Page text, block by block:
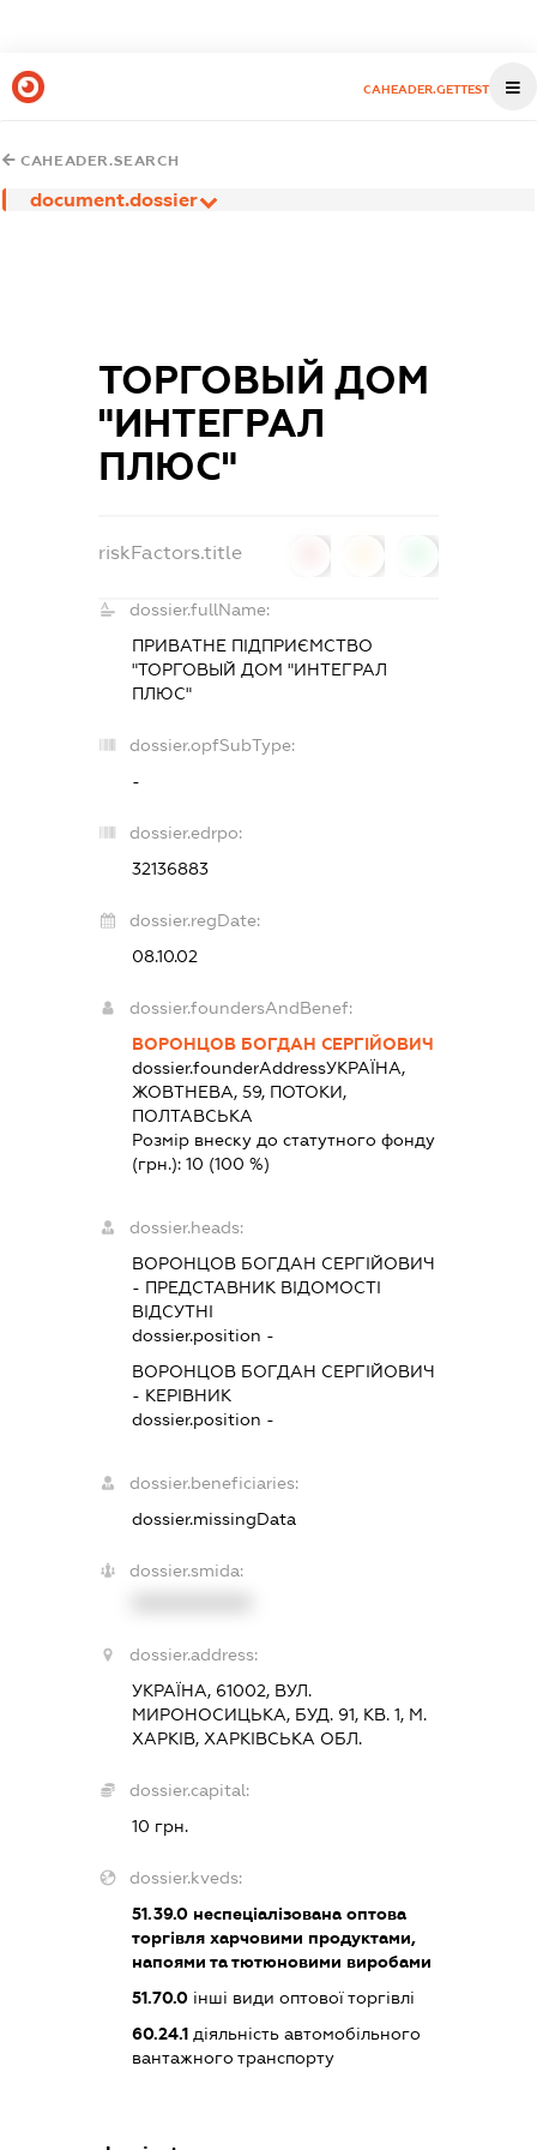
CAHEADER.GETTEST
CAHEADER.SEARCH
document.dossier
ТОРГОВЫЙ ДОМ
"ИНТЕГРАЛ
ПЛЮС"
riskFactors.title
dossier.fullName:
ПРИВАТНЕ ПІДПРИЄМСТВО
"ТОРГОВЫЙ ДОМ "ИНТЕГРАЛ
ПЛЮС"
dossier.opfSubType:
-
dossier.edrpo:
32136883
dossier.regDate:
08.10.02
dossier.foundersAndBenef:
ВОРОНЦОВ БОГДАН СЕРГІЙОВИЧ
dossier.founderAddressУКРАЇНА,
ЖОВТНЕВА, 59, ПОТОКИ,
ПОЛТАВСЬКА
Розмір внеску до статутного фонду
(грн.): 10 (100 %)
dossier.heads:
ВОРОНЦОВ БОГДАН СЕРГІЙОВИЧ
- ПРЕДСТАВНИК ВІДОМОСТІ
ВІДСУТНІ
dossier.position -
ВОРОНЦОВ БОГДАН СЕРГІЙОВИЧ
- КЕРІВНИК
dossier.position -
dossier.beneficiaries:
dossier.missingData
dossier.smida:
dossier.address:
УКРАЇНА, 61002, ВУЛ.
МИРОНОСИЦЬКА, БУД. 91, КВ. 1, М.
ХАРКІВ, ХАРКІВСЬКА ОБЛ.
dossier.capital:
10 грн.
dossier.kveds:
51.39.0неспеціалізована оптова
торгівля харчовими продуктами,
напоями та тютюновими виробами
51.70.0інші види оптової торгівлі
60.24.1діяльність автомобільного
вантажного транспорту